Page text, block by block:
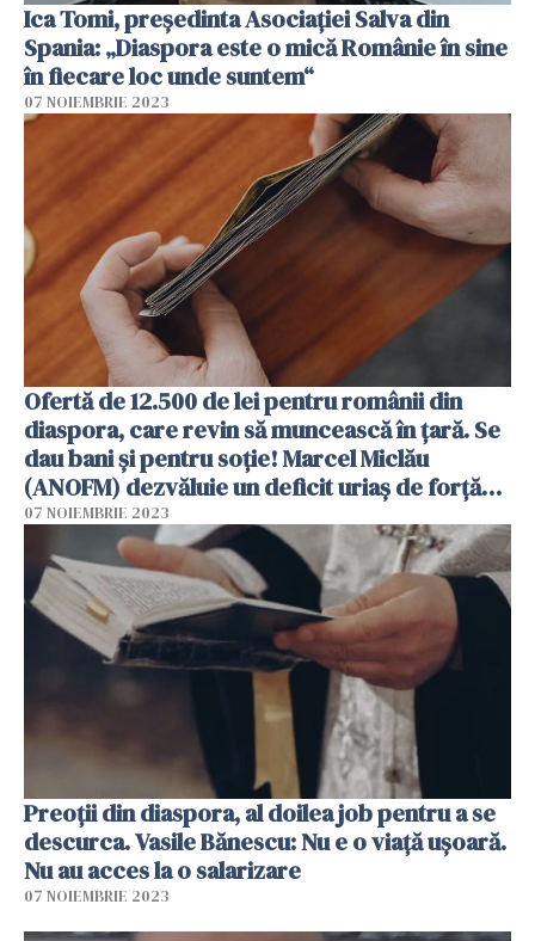
Ica Tomi, preşedinta Asociaţiei Salva din
Spania: „Diaspora este o mică Românie în sine
în fiecare loc unde suntem“
07 NOIEMBRIE 2023
Ofertă de 12.500 de lei pentru românii din
diaspora, care revin să muncească în țară. Se
dau bani și pentru soție! Marcel Miclău
(ANOFM) dezvăluie un deficit uriaș de forță
de muncă
07 NOIEMBRIE 2023
Preoții din diaspora, al doilea job pentru a se
descurca. Vasile Bănescu: Nu e o viață ușoară.
Nu au acces la o salarizare
07 NOIEMBRIE 2023